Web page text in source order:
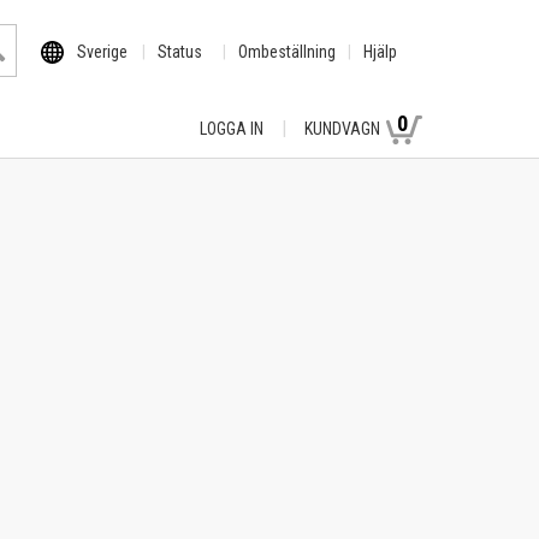
Sverige Status Ombeställning Hjälp
LOGGA IN KUNDVAGN 0